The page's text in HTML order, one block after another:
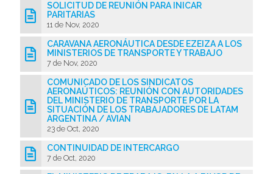
SOLICITUD DE REUNIÓN PARA INICAR
PARITARIAS
11 de Nov, 2020
CARAVANA AERONÁUTICA DESDE EZEIZA A LOS
MINISTERIOS DE TRANSPORTE Y TRABAJO
7 de Nov, 2020
COMUNICADO DE LOS SINDICATOS
AERONAÚTICOS: REUNIÓN CON AUTORIDADES
DEL MINISTERIO DE TRANSPORTE POR LA
SITUACIÓN DE LOS TRABAJADORES DE LATAM
ARGENTINA / AVIAN
23 de Oct, 2020
CONTINUIDAD DE INTERCARGO
7 de Oct, 2020